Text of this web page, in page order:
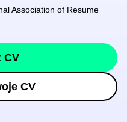
Association of Resume
CV
CV